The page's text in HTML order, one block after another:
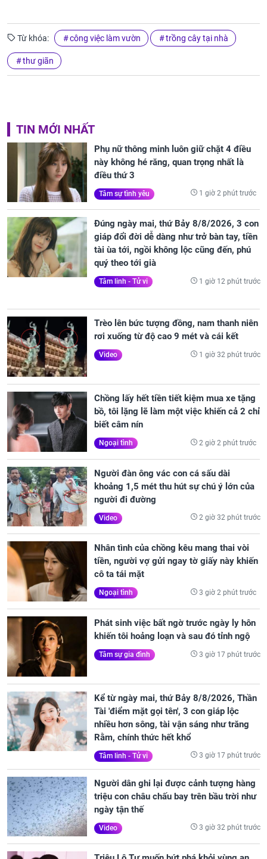
Từ khóa: công việc làm vườn trồng cây tại nhà
thư giãn
TIN MỚI NHẤT
Phụ nữ thông minh luôn giữ chặt 4 điều
này không hé răng, quan trọng nhất là
điều thứ 3
Tâm sự tình yêu 1 giờ 2 phút trước
Đúng ngày mai, thứ Bảy 8/8/2026, 3 con
giáp đổi đời dễ dàng như trở bàn tay, tiền
tài ùa tới, ngồi không lộc cũng đến, phú
quý theo tới già
Tâm linh - Tử vi 1 giờ 12 phút trước
Trèo lên bức tượng đồng, nam thanh niên
rơi xuống từ độ cao 9 mét và cái kết
Video 1 giờ 32 phút trước
Chồng lấy hết tiền tiết kiệm mua xe tặng
bồ, tôi lặng lẽ làm một việc khiến cả 2 chỉ
biết câm nín
Ngoại tình 2 giờ 2 phút trước
Người đàn ông vác con cá sấu dài
khoảng 1,5 mét thu hút sự chú ý lớn của
người đi đường
Video 2 giờ 32 phút trước
Nhân tình của chồng kêu mang thai vòi
tiền, người vợ gửi ngay tờ giấy này khiến
cô ta tái mặt
Ngoại tình 3 giờ 2 phút trước
Phát sinh việc bất ngờ trước ngày ly hôn
khiến tôi hoảng loạn và sau đó tỉnh ngộ
Tâm sự gia đình 3 giờ 17 phút trước
Kể từ ngày mai, thứ Bảy 8/8/2026, Thần
Tài 'điểm mặt gọi tên', 3 con giáp lộc
nhiều hơn sông, tài vận sáng như trăng
Rằm, chính thức hết khổ
Tâm linh - Tử vi 3 giờ 17 phút trước
Người dân ghi lại được cảnh tượng hàng
triệu con châu chấu bay trên bầu trời như
ngày tận thế
Video 3 giờ 32 phút trước